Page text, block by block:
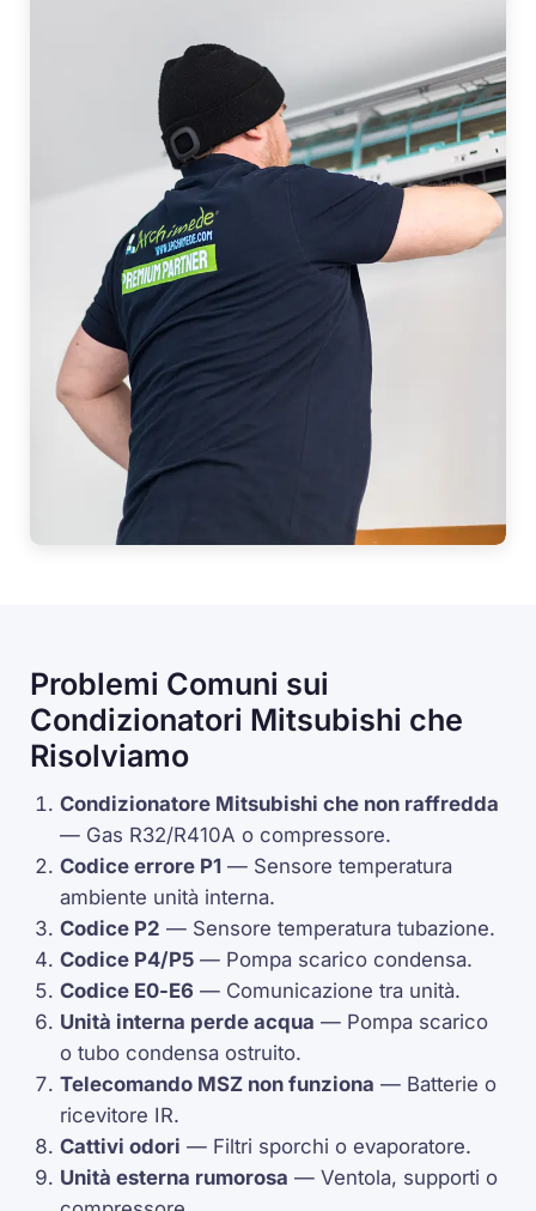
Problemi Comuni sui
Condizionatori Mitsubishi che
Risolviamo
Condizionatore Mitsubishi che non raffredda
— Gas R32/R410A o compressore.
Codice errore P1 — Sensore temperatura
ambiente unità interna.
Codice P2 — Sensore temperatura tubazione.
Codice P4/P5 — Pompa scarico condensa.
Codice E0-E6 — Comunicazione tra unità.
Unità interna perde acqua — Pompa scarico
o tubo condensa ostruito.
Telecomando MSZ non funziona — Batterie o
ricevitore IR.
Cattivi odori — Filtri sporchi o evaporatore.
Unità esterna rumorosa — Ventola, supporti o